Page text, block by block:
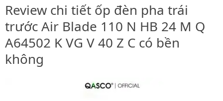
Review chi tiết ốp đèn pha trái
trước Air Blade 110 N HB 24 M Q
A64502 K VG V 40 Z C có bền
không